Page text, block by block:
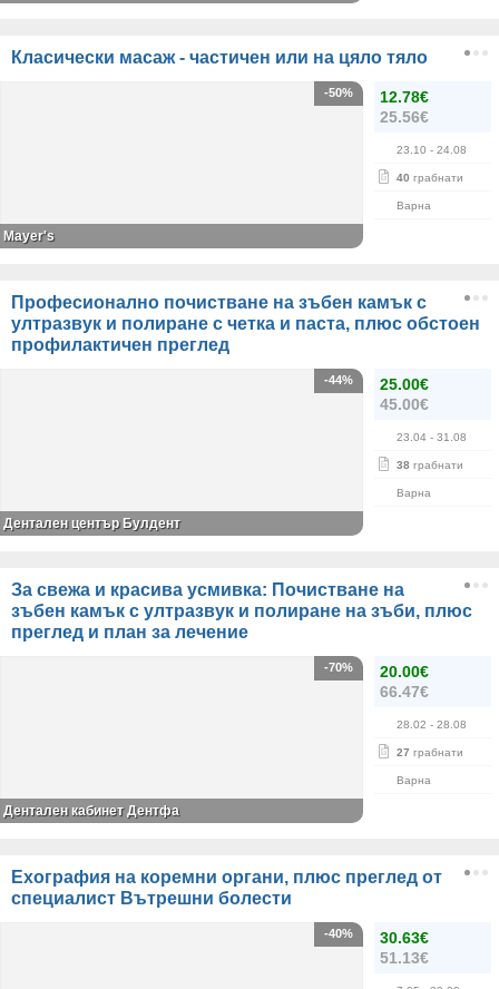
Класически масаж - частичен или на цяло тяло
12.78€
25.56€
23.10 - 24.08
40 грабнати
Варна
-50%
Mayer's
Професионално почистване на зъбен камък с
ултразвук и полиране с четка и паста, плюс обстоен
профилактичен преглед
25.00€
45.00€
23.04 - 31.08
38 грабнати
Варна
-44%
Дентален център Булдент
За свежа и красива усмивка: Почистване на
зъбен камък с ултразвук и полиране на зъби, плюс
преглед и план за лечение
20.00€
66.47€
28.02 - 28.08
27 грабнати
Варна
-70%
Дентален кабинет Дентфа
Ехография на коремни органи, плюс преглед от
специалист Вътрешни болести
30.63€
51.13€
-40%